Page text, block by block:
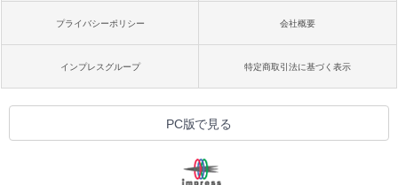
プライバシーポリシー 会社概要
インプレスグループ 特定商取引法に基づく表示
PC版で見る